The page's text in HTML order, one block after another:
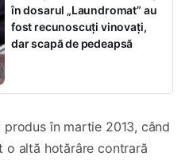
în dosarul „Laundromat” au
fost recunoscuți vinovați,
dar scapă de pedeapsă
în martie 2013, când
o altă hotărâre contrară